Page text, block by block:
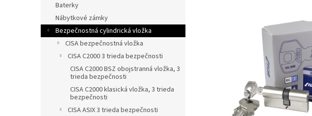
a
Baterky
Nábytkové zámky
Bezpečnostná cylindrická vložka
CISA bezpečnostná vložka
CISA C2000 3 trieda bezpečnosti
CISA C2000 BSZ obojstranná vložka, 3
trieda bezpečnosti
CISA C2000 klasická vložka, 3 trieda
bezpečnosti
CISA ASIX 3 trieda bezpečnosti